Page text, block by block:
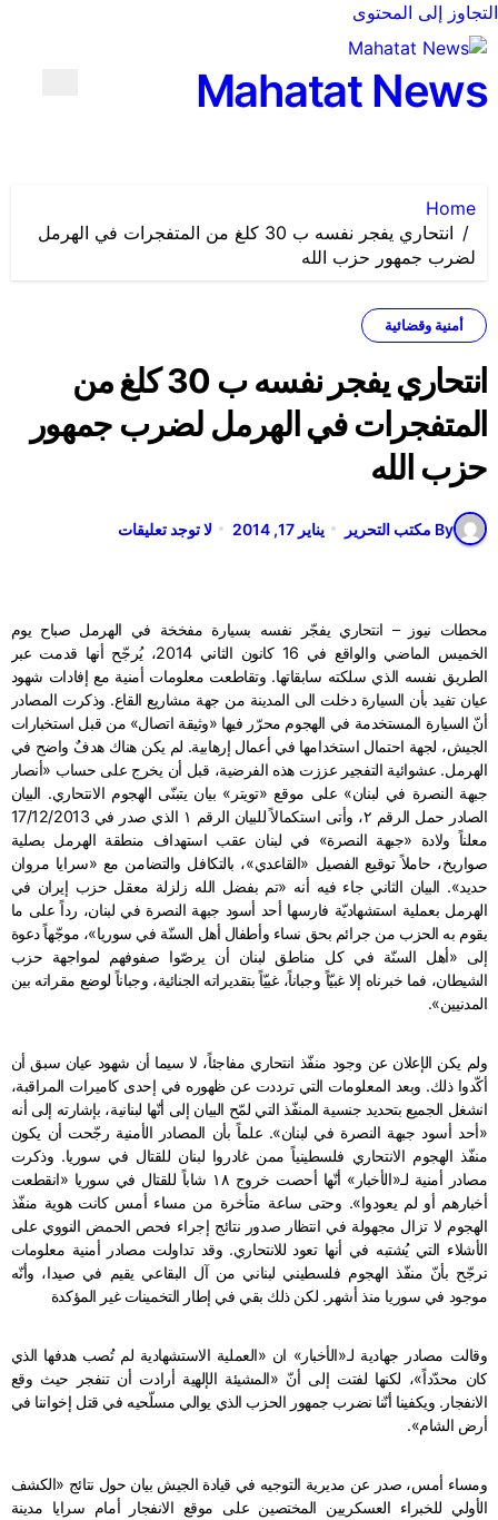
التجاوز إلى المحتوى
Mahatat News
Home
انتحاري يفجر نفسه ب 30 كلغ من المتفجرات في الهرمل
لضرب جمهور حزب الله
أمنية وقضائية
انتحاري يفجر نفسه ب 30 كلغ من
المتفجرات في الهرمل لضرب جمهور
حزب الله
By مكتب التحرير يناير 17, 2014 لا توجد تعليقات
محطات نيوز – انتحاري يفجّر نفسه بسيارة مفخخة في الهرمل صباح يوم
الخميس الماضي والواقع في 16 كانون الثاني 2014، يُرجّح أنها قدمت عبر
الطريق نفسه الذي سلكته سابقاتها. وتقاطعت معلومات أمنية مع إفادات شهود
عيان تفيد بأن السيارة دخلت الى المدينة من جهة مشاريع القاع. وذكرت المصادر
أنّ السيارة المستخدمة في الهجوم محرّر فيها «وثيقة اتصال» من قبل استخبارات
الجيش، لجهة احتمال استخدامها في أعمال إرهابية. لم يكن هناك هدفٌ واضح في
الهرمل. عشوائية التفجير عززت هذه الفرضية، قبل أن يخرج على حساب «أنصار
جبهة النصرة في لبنان» على موقع «تويتر» بيان يتبنّى الهجوم الانتحاري. البيان
الصادر حمل الرقم ٢، وأتى استكمالاً للبيان الرقم ١ الذي صدر في 17/12/2013
معلناً ولادة «جبهة النصرة» في لبنان عقب استهداف منطقة الهرمل بصلية
صواريخ، حاملاً توقيع الفصيل «القاعدي»، بالتكافل والتضامن مع «سرايا مروان
حديد». البيان الثاني جاء فيه أنه «تم بفضل الله زلزلة معقل حزب إيران في
الهرمل بعملية استشهاديّة فارسها أحد أسود جبهة النصرة في لبنان، رداً على ما
يقوم به الحزب من جرائم بحق نساء وأطفال أهل السنّة في سوريا»، موجّهاً دعوة
إلى «أهل السنّة في كل مناطق لبنان أن يرصّوا صفوفهم لمواجهة حزب
الشيطان، فما خبرناه إلا غبيّاً وجباناً، غبيّاً بتقديراته الجنائية، وجباناً لوضع مقراته بين
المدنيين».
ولم يكن الإعلان عن وجود منفّذ انتحاري مفاجئاً، لا سيما أن شهود عيان سبق أن
أكّدوا ذلك. وبعد المعلومات التي ترددت عن ظهوره في إحدى كاميرات المراقبة،
انشغل الجميع بتحديد جنسية المنفّذ التي لمّح البيان إلى أنّها لبنانية، بإشارته إلى أنه
«أحد أسود جبهة النصرة في لبنان». علماً بأن المصادر الأمنية رجّحت أن يكون
منفّذ الهجوم الانتحاري فلسطينياً ممن غادروا لبنان للقتال في سوريا. وذكرت
مصادر أمنية لـ«الأخبار» أنّها أحصت خروج ١٨ شاباً للقتال في سوريا «انقطعت
أخبارهم أو لم يعودوا». وحتى ساعة متأخرة من مساء أمس كانت هوية منفّذ
الهجوم لا تزال مجهولة في انتظار صدور نتائج إجراء فحص الحمض النووي على
الأشلاء التي يُشتبه في أنها تعود للانتحاري. وقد تداولت مصادر أمنية معلومات
ترجّح بأنّ منفّذ الهجوم فلسطيني لبناني من آل البقاعي يقيم في صيدا، وأنّه
موجود في سوريا منذ أشهر. لكن ذلك بقي في إطار التخمينات غير المؤكدة
وقالت مصادر جهادية لـ«الأخبار» ان «العملية الاستشهادية لم تُصب هدفها الذي
كان محدّداً»، لكنها لفتت إلى أنّ «المشيئة الإلهية أرادت أن تنفجر حيث وقع
الانفجار. ويكفينا أنّنا نضرب جمهور الحزب الذي يوالي مسلّحيه في قتل إخواننا في
أرض الشام».
ومساء أمس، صدر عن مديرية التوجيه في قيادة الجيش بيان حول نتائج «الكشف
الأولي للخبراء العسكريين المختصين على موقع الانفجار أمام سرايا مدينة